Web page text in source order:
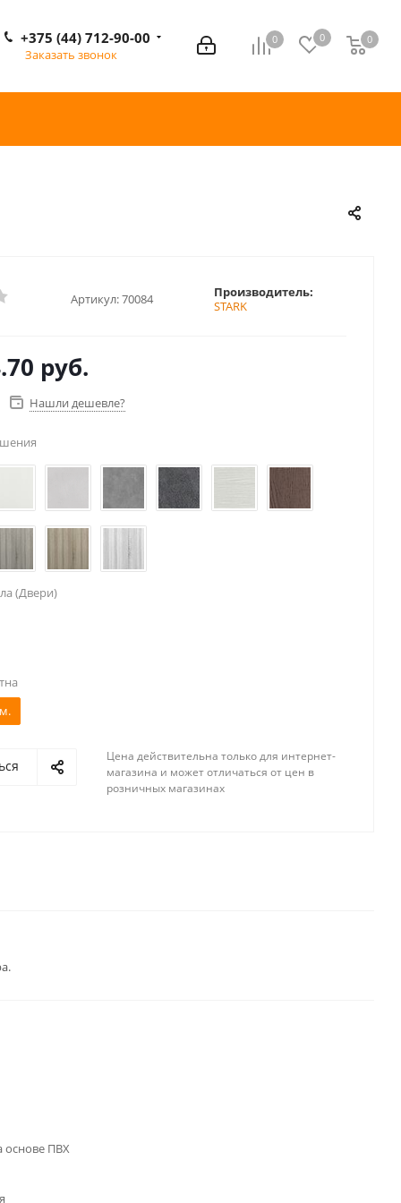
0 0 0
0
+375 (44) 712-90-00
Заказать звонок
Артикул:70084
Производитель:
STARK
руб.
Нашли дешевле?
(Двери)
Цена действительна только для интернет-
магазина и может отличаться от цен в
розничных магазинах
основе ПВХ